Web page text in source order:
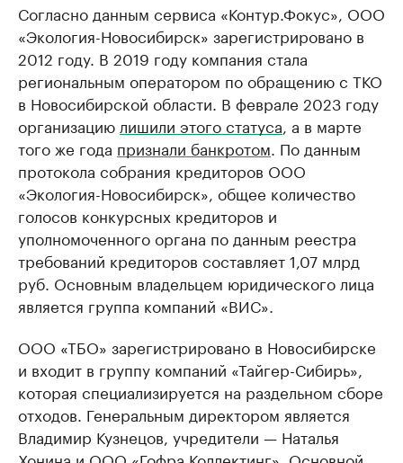
Согласно данным сервиса «Контур.Фокус», ООО
«Экология-Новосибирск» зарегистрировано в
2012 году. В 2019 году компания стала
региональным оператором по обращению с ТКО
в Новосибирской области. В феврале 2023 году
организацию лишили этого статуса , а в марте
того же года признали банкротом . По данным
протокола собрания кредиторов ООО
«Экология-Новосибирск», общее количество
голосов конкурсных кредиторов и
уполномоченного органа по данным реестра
требований кредиторов составляет 1,07 млрд
руб. Основным владельцем юридического лица
является группа компаний «ВИС».
ООО «ТБО» зарегистрировано в Новосибирске
и входит в группу компаний «Тайгер-Сибирь»,
которая специализируется на раздельном сборе
отходов. Генеральным директором является
Владимир Кузнецов, учредители — Наталья